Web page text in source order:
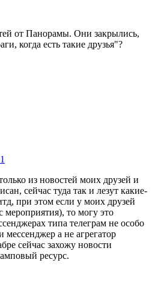
от Панорамы. Они закрылись,
когда есть такие друзья"?
из новостей моих друзей и
сейчас туда так и лезут какие-
при этом если у моих друзей
мероприятия), то могу это
типа телеграм не особо
мессенджер а не агрегатор
сейчас захожу новости
ресурс.